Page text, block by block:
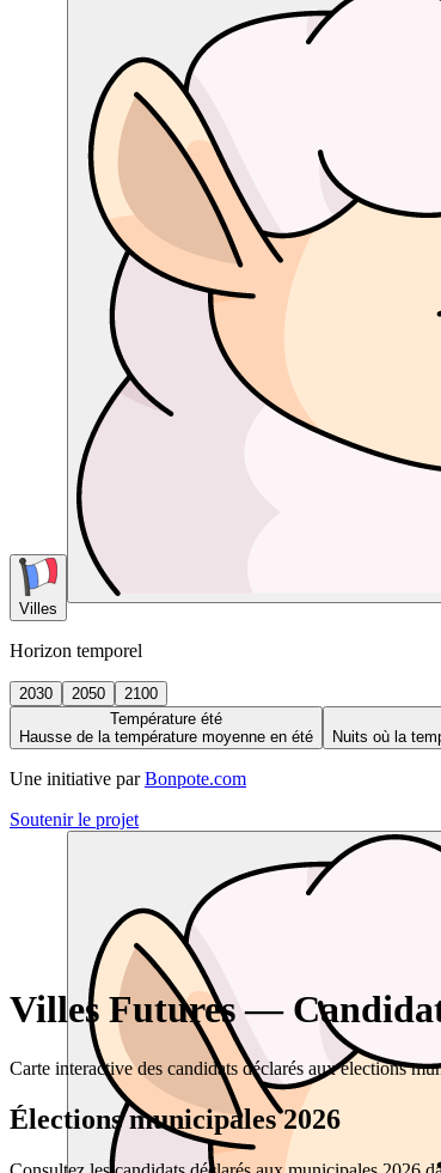
Villes
Horizon temporel
2030 2050
2100
Température été
Hausse de la température moyenne en été
Nuits où la
Une initiative par Bonpote.com
Soutenir le projet
Villes Futures —
Carte interactive des candidats déclarés aux élections
Élections municipales 2026